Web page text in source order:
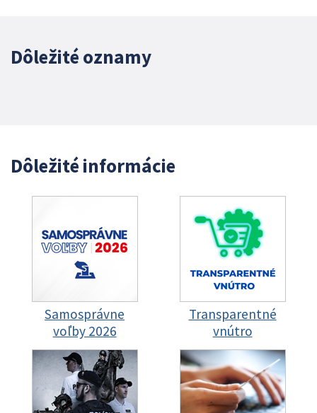
Dôležité oznamy
Dôležité informácie
Samosprávne
voľby 2026
Transparentné
vnútro